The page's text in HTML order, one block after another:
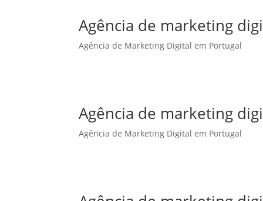
Agência de marketing
Agência de Marketing Digital em Portugal
Agência de marketing
Agência de Marketing Digital em Portugal